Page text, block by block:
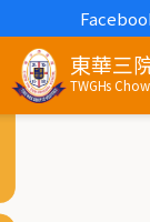
東華三
TWGHs